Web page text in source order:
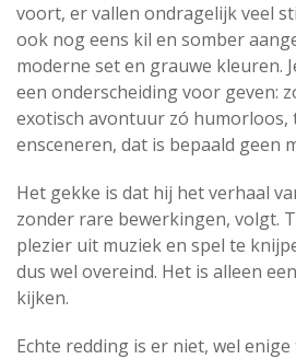
voort, er vallen ondragelijk veel
ook nog eens kil en somber
moderne set en grauwe kleuren.
een onderscheiding voor geven:
exotisch avontuur zó humorloos,
ensceneren, dat is bepaald geen
Het gekke is dat hij het verhaal
zonder rare bewerkingen, volgt.
plezier uit muziek en spel te
dus wel overeind. Het is alleen
kijken.
Echte redding is er niet, wel